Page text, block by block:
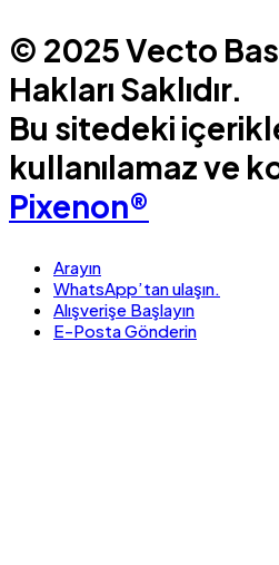
© 2025 Vecto
Hakları Saklıdır.
Bu sitedeki
kullanılamaz ve
Pixenon®
Arayın
WhatsApp’tan ulaşın.
Alışverişe Başlayın
E-Posta Gönderin